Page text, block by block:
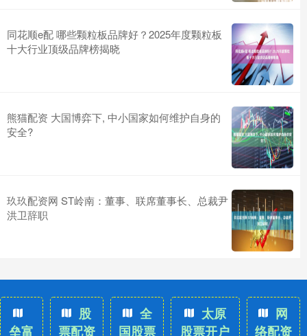
同花顺e配 哪些颗粒板品牌好？2025年度颗粒板
十大行业顶级品牌榜揭晓
熊猫配资 大国博弈下, 中小国家如何维护自身的
安全?
玖玖配资网 ST岭南：董事、联席董事长、总裁尹
洪卫辞职
垒富
股
票配资
全
国股票
太原
股票开户
网
络配资